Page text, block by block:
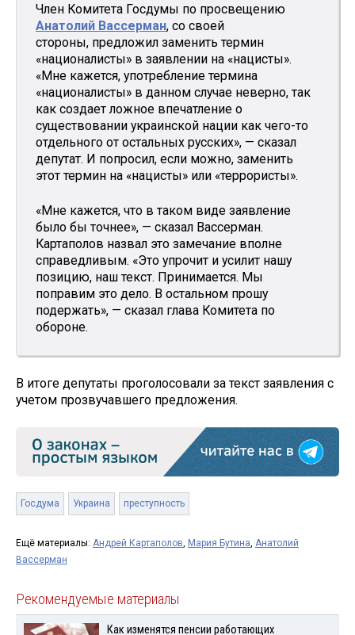
Член Комитета Госдумы по просвещению
Анатолий Вассерман, со своей
стороны, предложил заменить термин
«националисты» в заявлении на «нацисты».
«Мне кажется, употребление термина
«националисты» в данном случае неверно, так
как создает ложное впечатление о
существовании украинской нации как чего-то
отдельного от остальных русских», — сказал
депутат. И попросил, если можно, заменить
этот термин на «нацисты» или «террористы».
«Мне кажется, что в таком виде заявление
было бы точнее», — сказал Вассерман.
Картаполов назвал это замечание вполне
справедливым. «Это упрочит и усилит нашу
позицию, наш текст. Принимается. Мы
поправим это дело. В остальном прошу
подержать», — сказал глава Комитета по
обороне.
В итоге депутаты проголосовали за текст заявления с
учетом прозвучавшего предложения.
Госдума Украина преступность
Ещё материалы: Андрей Картаполов, Мария Бутина, Анатолий
Вассерман
Рекомендуемые материалы
Как изменятся пенсии работающих